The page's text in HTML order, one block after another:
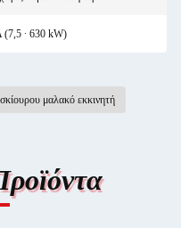
(7,5 ∙ 630 kW)
μαλακό εκκινητή